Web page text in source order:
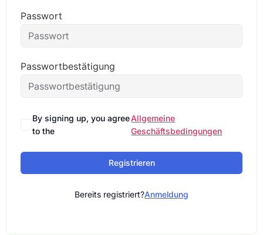
Passwort
Passwortbestätigung
By signing up, you agree
to the
Allgemeine
Geschäftsbedingungen
Registrieren
Bereits registriert?Anmeldung